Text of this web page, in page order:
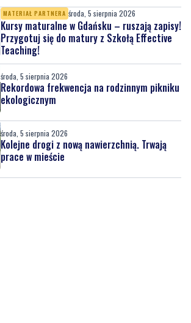
MATERIAŁ PARTNERA środa, 5 sierpnia 2026
Kursy maturalne w Gdańsku – ruszają zapisy!
Przygotuj się do matury z Szkołą Effective
Teaching!
środa, 5 sierpnia 2026
Rekordowa frekwencja na rodzinnym pikniku
ekologicznym
środa, 5 sierpnia 2026
Kolejne drogi z nową nawierzchnią. Trwają
prace w mieście